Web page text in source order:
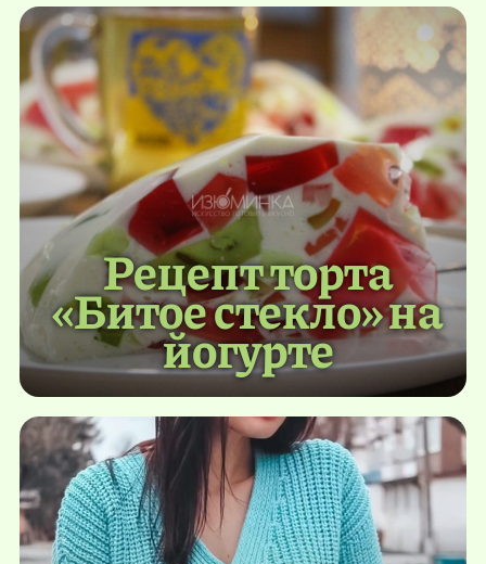
Рецепт торта
«Битое стекло» на
йогурте